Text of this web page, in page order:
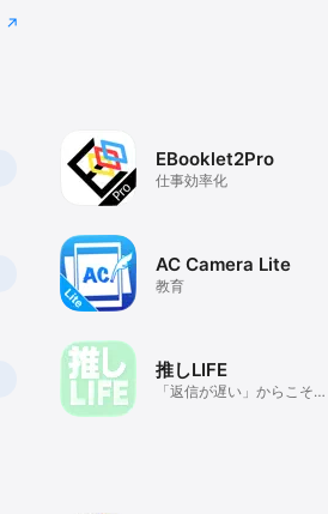
EBooklet2Pro
仕事効率化
AC Camera Lite
教育
推しLIFE
「返信が遅い」からこそ、